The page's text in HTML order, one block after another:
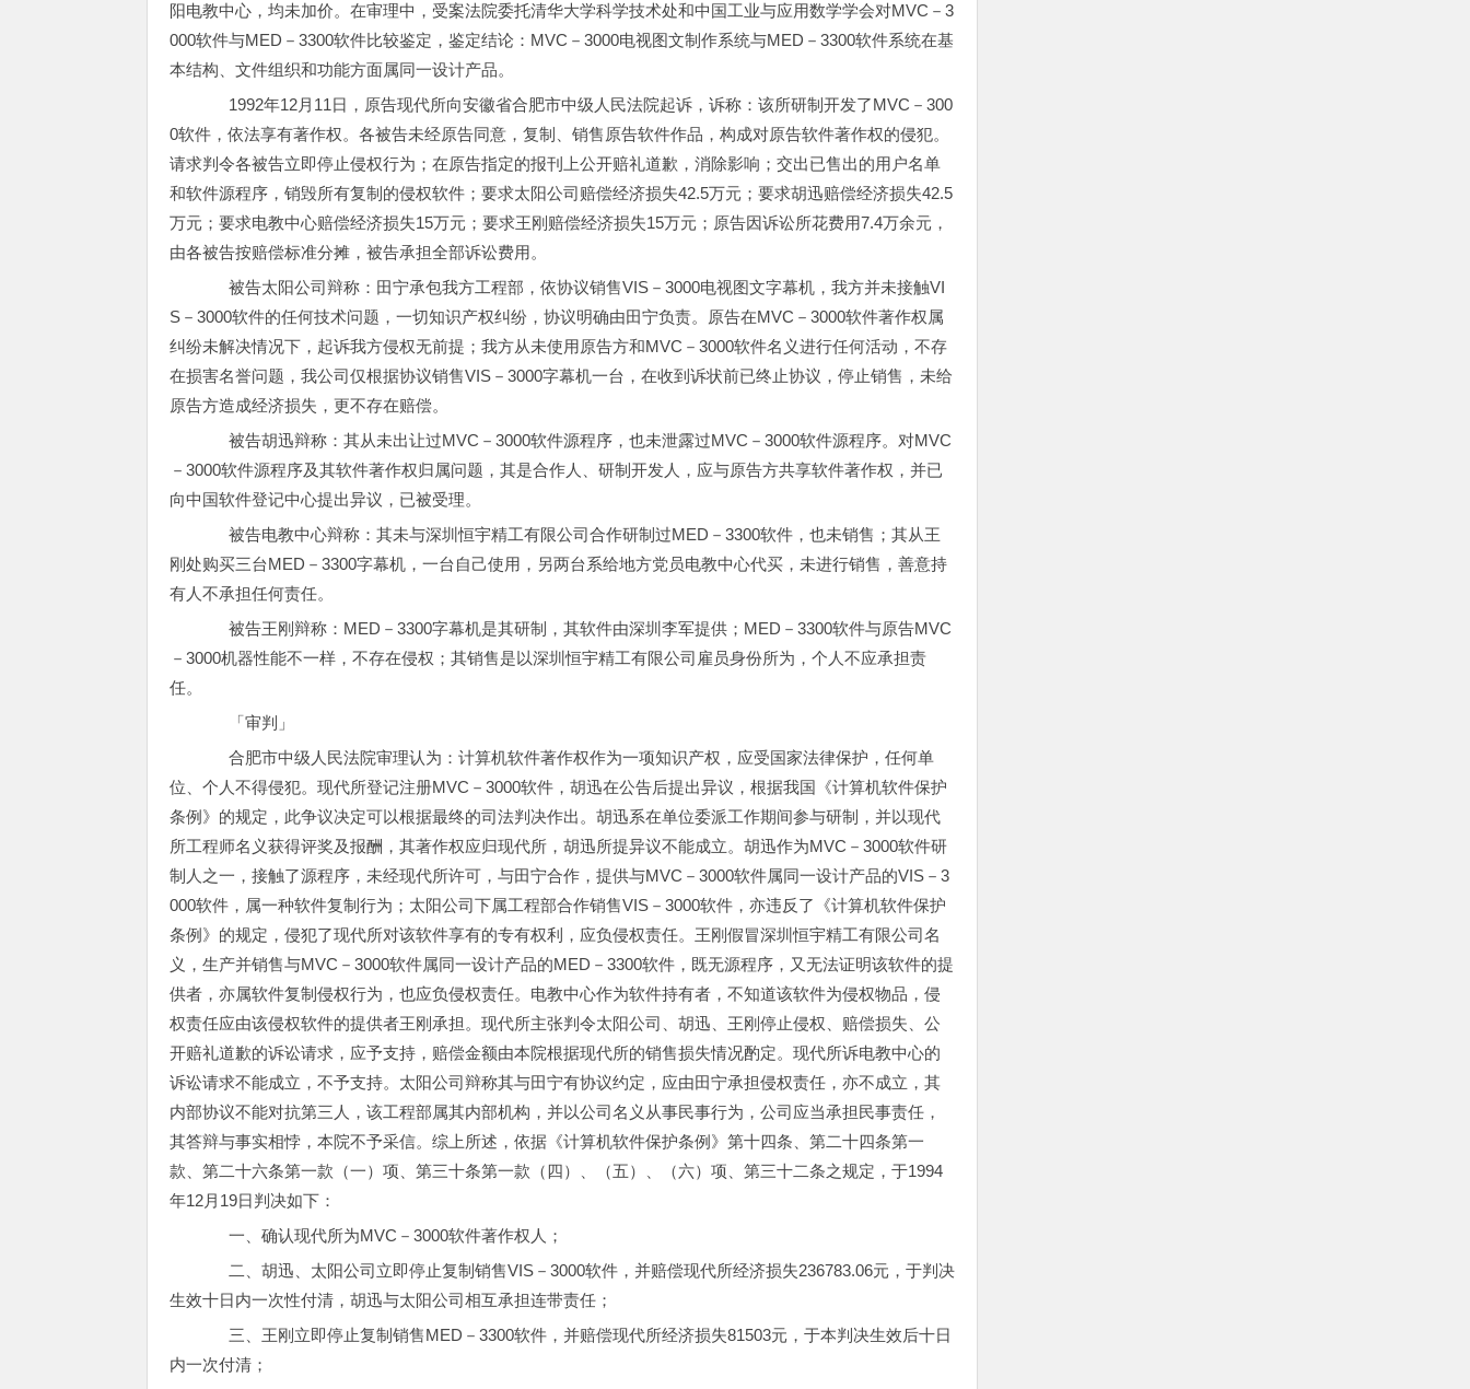
阳电教中心，均未加价。在审理中，受案法院委托清华大学科学技术处和中国工业与应用数学学会对MVC－3
000软件与MED－3300软件比较鉴定，鉴定结论：MVC－3000电视图文制作系统与MED－3300软件系统在基
本结构、文件组织和功能方面属同一设计产品。
1992年12月11日，原告现代所向安徽省合肥市中级人民法院起诉，诉称：该所研制开发了MVC－300
0软件，依法享有著作权。各被告未经原告同意，复制、销售原告软件作品，构成对原告软件著作权的侵犯。
请求判令各被告立即停止侵权行为；在原告指定的报刊上公开赔礼道歉，消除影响；交出已售出的用户名单
和软件源程序，销毁所有复制的侵权软件；要求太阳公司赔偿经济损失42.5万元；要求胡迅赔偿经济损失42.5
万元；要求电教中心赔偿经济损失15万元；要求王刚赔偿经济损失15万元；原告因诉讼所花费用7.4万余元，
由各被告按赔偿标准分摊，被告承担全部诉讼费用。
被告太阳公司辩称：田宁承包我方工程部，依协议销售VIS－3000电视图文字幕机，我方并未接触VI
S－3000软件的任何技术问题，一切知识产权纠纷，协议明确由田宁负责。原告在MVC－3000软件著作权属
纠纷未解决情况下，起诉我方侵权无前提；我方从未使用原告方和MVC－3000软件名义进行任何活动，不存
在损害名誉问题，我公司仅根据协议销售VIS－3000字幕机一台，在收到诉状前已终止协议，停止销售，未给
原告方造成经济损失，更不存在赔偿。
被告胡迅辩称：其从未出让过MVC－3000软件源程序，也未泄露过MVC－3000软件源程序。对MVC
－3000软件源程序及其软件著作权归属问题，其是合作人、研制开发人，应与原告方共享软件著作权，并已
向中国软件登记中心提出异议，已被受理。
被告电教中心辩称：其未与深圳恒宇精工有限公司合作研制过MED－3300软件，也未销售；其从王
刚处购买三台MED－3300字幕机，一台自己使用，另两台系给地方党员电教中心代买，未进行销售，善意持
有人不承担任何责任。
被告王刚辩称：MED－3300字幕机是其研制，其软件由深圳李军提供；MED－3300软件与原告MVC
－3000机器性能不一样，不存在侵权；其销售是以深圳恒宇精工有限公司雇员身份所为，个人不应承担责
任。
「审判」
合肥市中级人民法院审理认为：计算机软件著作权作为一项知识产权，应受国家法律保护，任何单
位、个人不得侵犯。现代所登记注册MVC－3000软件，胡迅在公告后提出异议，根据我国《计算机软件保护
条例》的规定，此争议决定可以根据最终的司法判决作出。胡迅系在单位委派工作期间参与研制，并以现代
所工程师名义获得评奖及报酬，其著作权应归现代所，胡迅所提异议不能成立。胡迅作为MVC－3000软件研
制人之一，接触了源程序，未经现代所许可，与田宁合作，提供与MVC－3000软件属同一设计产品的VIS－3
000软件，属一种软件复制行为；太阳公司下属工程部合作销售VIS－3000软件，亦违反了《计算机软件保护
条例》的规定，侵犯了现代所对该软件享有的专有权利，应负侵权责任。王刚假冒深圳恒宇精工有限公司名
义，生产并销售与MVC－3000软件属同一设计产品的MED－3300软件，既无源程序，又无法证明该软件的提
供者，亦属软件复制侵权行为，也应负侵权责任。电教中心作为软件持有者，不知道该软件为侵权物品，侵
权责任应由该侵权软件的提供者王刚承担。现代所主张判令太阳公司、胡迅、王刚停止侵权、赔偿损失、公
开赔礼道歉的诉讼请求，应予支持，赔偿金额由本院根据现代所的销售损失情况酌定。现代所诉电教中心的
诉讼请求不能成立，不予支持。太阳公司辩称其与田宁有协议约定，应由田宁承担侵权责任，亦不成立，其
内部协议不能对抗第三人，该工程部属其内部机构，并以公司名义从事民事行为，公司应当承担民事责任，
其答辩与事实相悖，本院不予采信。综上所述，依据《计算机软件保护条例》第十四条、第二十四条第一
款、第二十六条第一款（一）项、第三十条第一款（四）、（五）、（六）项、第三十二条之规定，于1994
年12月19日判决如下：
一、确认现代所为MVC－3000软件著作权人；
二、胡迅、太阳公司立即停止复制销售VIS－3000软件，并赔偿现代所经济损失236783.06元，于判决
生效十日内一次性付清，胡迅与太阳公司相互承担连带责任；
三、王刚立即停止复制销售MED－3300软件，并赔偿现代所经济损失81503元，于本判决生效后十日
内一次付清；